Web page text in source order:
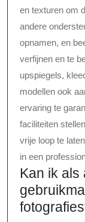
en texturen om
andere
opnamen, en
verfijnen en te
upspiegels,
modellen ook
ervaring te
faciliteiten
vrije loop te
in een
Kan ik als